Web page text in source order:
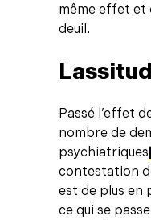
même effet et
deuil.
Passé l’effet
nombre de
psychiatriques
contestation
est de plus en
ce qui se